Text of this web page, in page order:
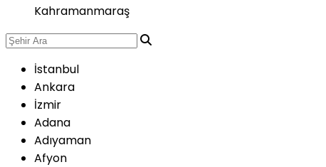
Kahramanmaraş
İstanbul
Ankara
İzmir
Adana
Adıyaman
Afyon